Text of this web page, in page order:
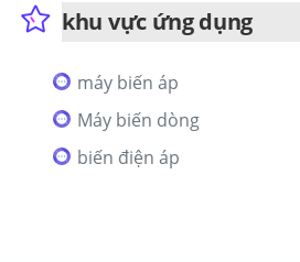
khu vực ứng dụng
máy biến áp
Máy biến dòng
biến điện áp